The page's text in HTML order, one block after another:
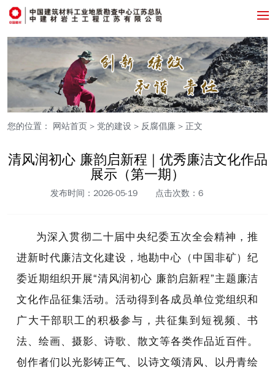
您的位置： 网站首页 > 党的建设 > 反腐倡廉 > 正文
清风润初心 廉韵启新程 | 优秀廉洁文化作品
展示（第一期）
发布时间：2026-05-19 点击次数： 6
为深入贯彻二十届中央纪委五次全会精神，推
进新时代廉洁文化建设，地勘中心（中国非矿）纪
委近期组织开展“清风润初心 廉韵启新程”主题廉洁
文化作品征集活动。活动得到各成员单位党组织和
广大干部职工的积极参与，共征集到短视频、书
法、绘画、摄影、诗歌、散文等各类作品近百件。
创作者们以光影铸正气、以诗文颂清风、以丹青绘